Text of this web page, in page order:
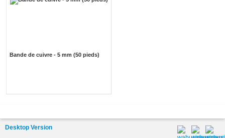
Bande de cuivre - 5 mm (50 pieds)
Desktop Version